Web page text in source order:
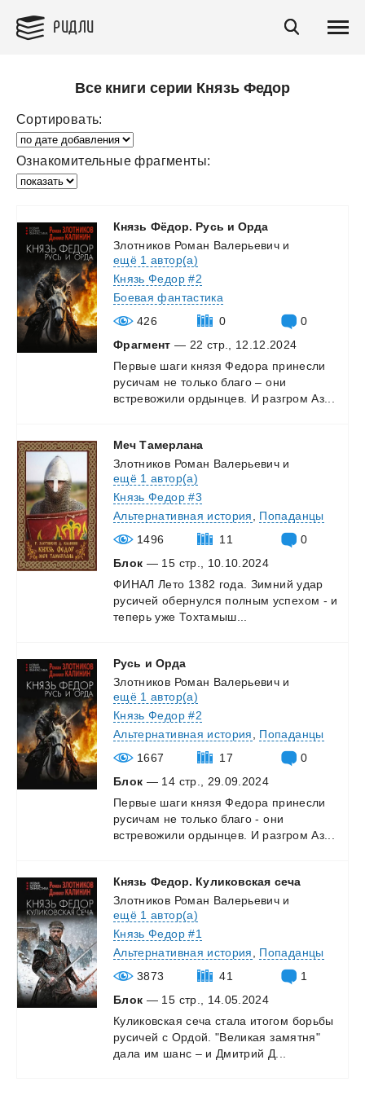
РИДЛИ
Все книги серии Князь Федор
Сортировать:
Ознакомительные фрагменты:
Князь Фёдор. Русь и Орда
Злотников Роман Валерьевич и
ещё 1 автор(а)
Князь Федор #2
Боевая фантастика
426
0
0
Фрагмент — 22 стр., 12.12.2024
Первые шаги князя Федора принесли
русичам не только благо – они
встревожили ордынцев. И разгром Аз...
Меч Тамерлана
Злотников Роман Валерьевич и
ещё 1 автор(а)
Князь Федор #3
Альтернативная история
Попаданцы
1496
11
0
Блок — 15 стр., 10.10.2024
ФИНАЛ Лето 1382 года. Зимний удар
русичей обернулся полным успехом - и
теперь уже Тохтамыш...
Русь и Орда
Злотников Роман Валерьевич и
ещё 1 автор(а)
Князь Федор #2
Альтернативная история
Попаданцы
1667
17
0
Блок — 14 стр., 29.09.2024
Первые шаги князя Федора принесли
русичам не только благо - они
встревожили ордынцев. И разгром Аз...
Князь Федор. Куликовская сеча
Злотников Роман Валерьевич и
ещё 1 автор(а)
Князь Федор #1
Альтернативная история
Попаданцы
3873
41
1
Блок — 15 стр., 14.05.2024
Куликовская сеча стала итогом борьбы
русичей с Ордой. "Великая замятня"
дала им шанс – и Дмитрий Д...